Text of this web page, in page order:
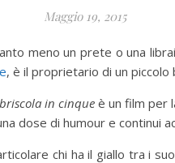
Maggio 19, 2015
meno un prete o una
, è il proprietario di un piccolo
in cinqueè un film per
dose di humour e continui
chi ha il giallo tra i